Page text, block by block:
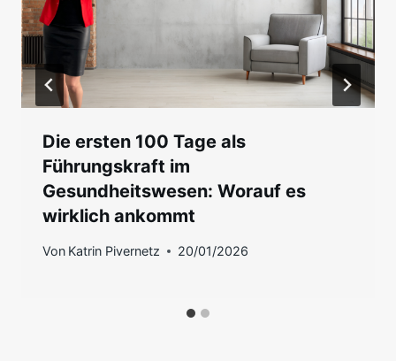
Die ersten 100 Tage als
Führungskraft im
Gesundheitswesen: Worauf es
wirklich ankommt
Von Katrin Pivernetz 20/01/2026